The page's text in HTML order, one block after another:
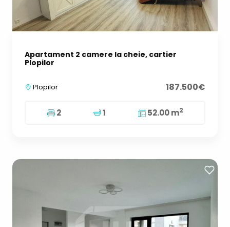
Apartament 2 camere la cheie, cartier
Plopilor
Plopilor 187.500€
2 1 52.00 m2